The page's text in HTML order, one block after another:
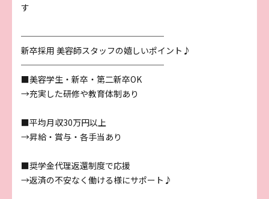
す
─────────────────
新卒採用 美容師スタッフの嬉しいポイント♪
─────────────────
■美容学生・新卒・第二新卒OK
→充実した研修や教育体制あり
■平均月収30万円以上
→昇給・賞与・各手当あり
■奨学金代理返還制度で応援
→返済の不安なく働ける様にサポート♪